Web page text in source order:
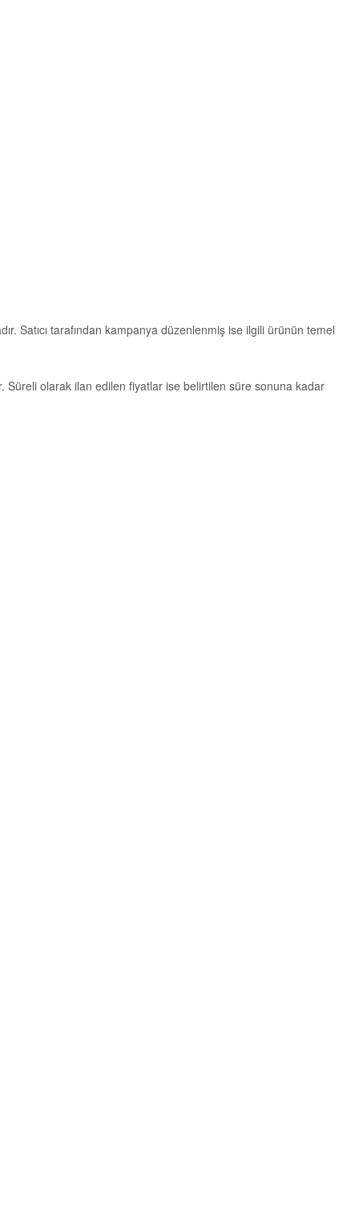
Satıcı tarafından kampanya düzenlenmiş ise ilgili ürünün temel
Süreli olarak ilan edilen fiyatlar ise belirtilen süre sonuna kadar